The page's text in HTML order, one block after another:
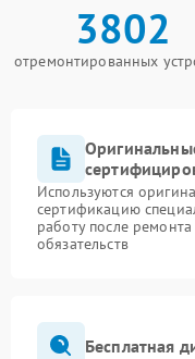
3802
отремонтированных
Используются
сертификацию
работу после
обязательств
Бесплатная